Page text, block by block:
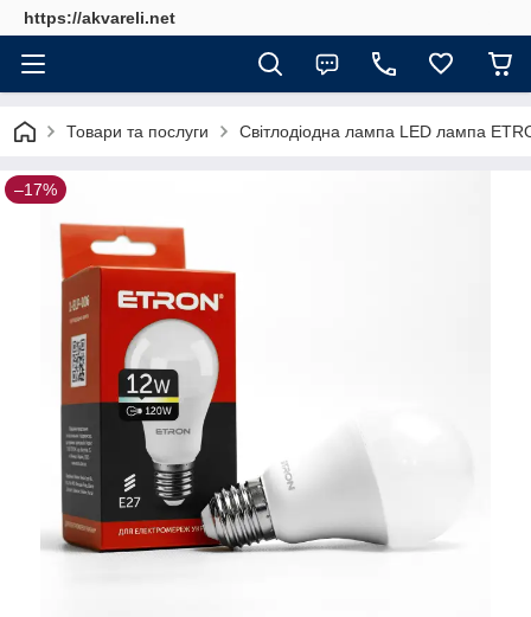
https://akvareli.net
Товари та послуги Світлодіодна лампа LED лампа
–17%